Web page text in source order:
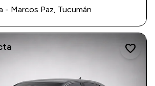
- Marcos Paz, Tucumán
favorite